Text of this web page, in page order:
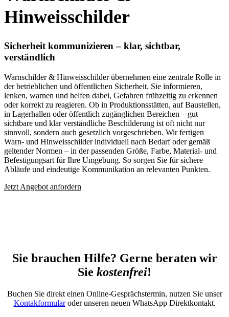
Hinweisschilder
Sicherheit kommunizieren – klar, sichtbar,
verständlich
Warnschilder & Hinweisschilder übernehmen eine zentrale Rolle in
der betrieblichen und öffentlichen Sicherheit. Sie informieren,
lenken, warnen und helfen dabei, Gefahren frühzeitig zu erkennen
oder korrekt zu reagieren. Ob in Produktionsstätten, auf Baustellen,
in Lagerhallen oder öffentlich zugänglichen Bereichen – gut
sichtbare und klar verständliche Beschilderung ist oft nicht nur
sinnvoll, sondern auch gesetzlich vorgeschrieben. Wir fertigen
Warn- und Hinweisschilder individuell nach Bedarf oder gemäß
geltender Normen – in der passenden Größe, Farbe, Material- und
Befestigungsart für Ihre Umgebung. So sorgen Sie für sichere
Abläufe und eindeutige Kommunikation an relevanten Punkten.
Jetzt Angebot anfordern
Sie brauchen Hilfe? Gerne beraten wir
Sie kostenfrei!
Buchen Sie direkt einen Online-Gesprächstermin, nutzen Sie unser
Kontakformularoder unseren neuen WhatsApp Direktkontakt.